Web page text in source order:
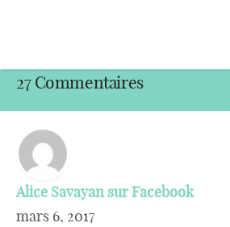
27 Commentaires
Alice Savayan sur Facebook
mars 6, 2017